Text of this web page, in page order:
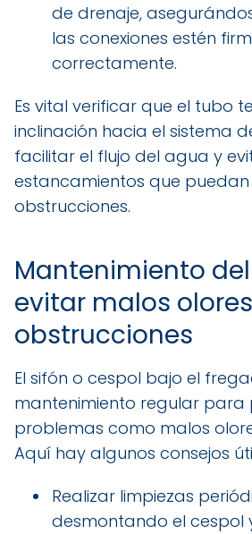
de drenaje,
las conexiones estén
correctamente.
Es vital verificar que el tubo
inclinación hacia el sistema
facilitar el flujo del agua y
estancamientos que
obstrucciones.
Mantenimiento
evitar malos
obstrucciones
El sifón o cespol bajo el
mantenimiento regular para
problemas como malos
Aquí hay algunos consejos
Realizar limpiezas
desmontando el cespol